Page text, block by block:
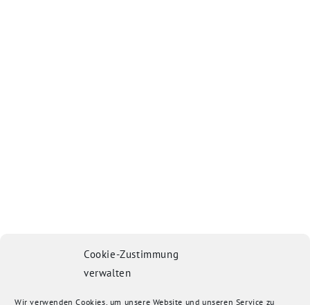
Cookie-Zustimmung
verwalten
Wir verwenden Cookies, um unsere Website und unseren Service zu